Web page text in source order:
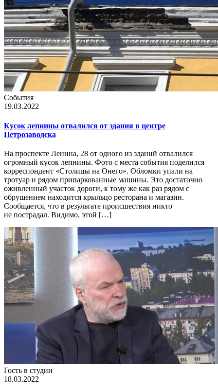
События
19.03.2022
Кусок лепнины отвалился от здания в центре
Петрозаводска
На проспекте Ленина, 28 от одного из зданий отвалился
огромный кусок лепнины. Фото с места события поделился
корреспондент «Столицы на Онего». Обломки упали на
тротуар и рядом припаркованные машины. Это достаточно
оживленный участок дороги, к тому же как раз рядом с
обрушением находится крыльцо ресторана и магазин.
Сообщается, что в результате происшествия никто
не пострадал. Видимо, этой […]
Гость в студии
18.03.2022